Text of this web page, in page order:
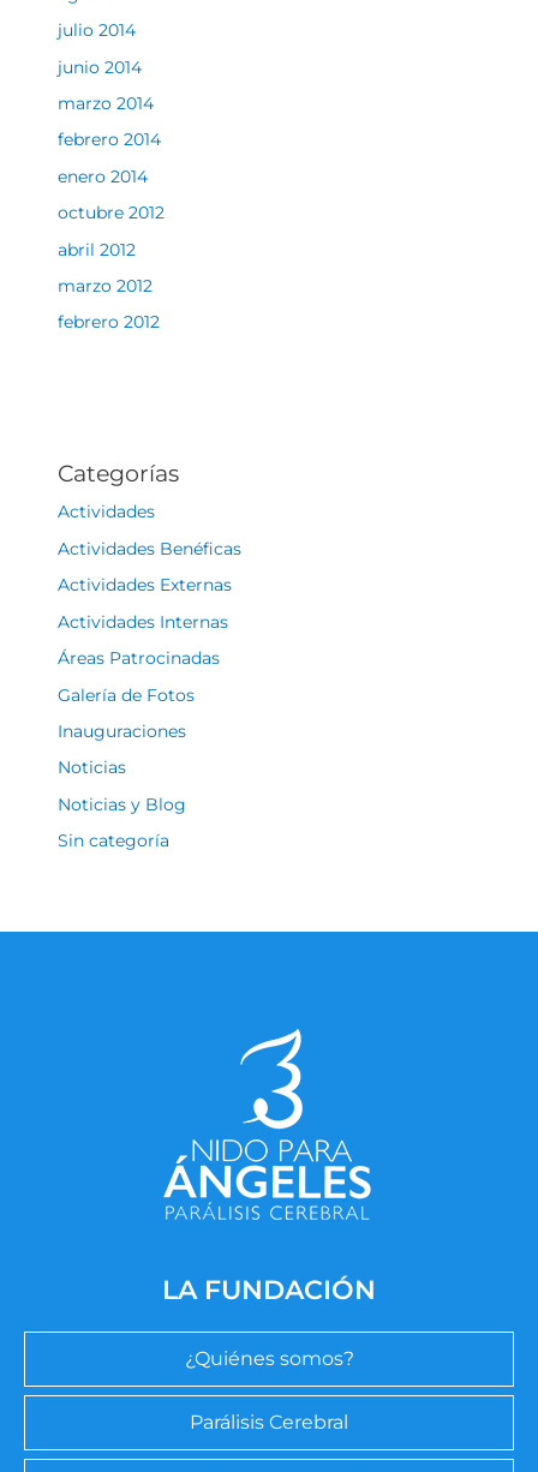
julio 2014
junio 2014
marzo 2014
febrero 2014
enero 2014
octubre 2012
abril 2012
marzo 2012
febrero 2012
Categorías
Actividades
Actividades Benéficas
Actividades Externas
Actividades Internas
Áreas Patrocinadas
Galería de Fotos
Inauguraciones
Noticias
Noticias y Blog
Sin categoría
LA FUNDACIÓN
¿Quiénes somos?
Parálisis Cerebral